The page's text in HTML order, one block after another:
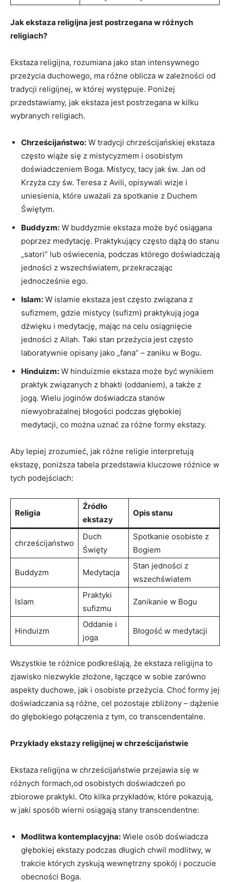
Jak ekstaza religijna jest postrzegana w ‍różnych
religiach?
Ekstaza religijna, rozumiana jako stan ​intensywnego
przeżycia duchowego, ma ​różne oblicza w zależności od
tradycji religijnej,​ w której występuje. Poniżej
‍przedstawiamy,‍ jak ekstaza jest postrzegana w kilku
‌wybranych religiach.
Chrześcijaństwo: W​ tradycji chrześcijańskiej ekstaza
często wiąże się z ‍mistycyzmem i osobistym
doświadczeniem Boga. Mistycy, tacy jak św. Jan od
Krzyża czy‍ św. Teresa z Avili,​ opisywali wizje‌ i
⁤uniesienia, które uważali za spotkanie​ z Duchem
Świętym.
Buddyzm: W buddyzmie ekstaza może być osiągana
poprzez medytację. Praktykujący często dążą do stanu
„satori” lub oświecenia, podczas ⁤którego​ doświadczają
⁤jedności⁣ z wszechświatem, przekraczając
jednocześnie‍ ego.
Islam: W islamie ekstaza jest często związana⁣ z
sufizmem, gdzie mistycy (sufizm) praktykują ​joga
⁢dźwięku i medytację, mając na celu osiągnięcie
jedności z Allah.⁢ Taki⁤ stan przeżycia jest ‌często
laboratywnie opisany jako​ „fana” – zaniku ⁤w⁣ Bogu.
Hinduizm: W hinduizmie⁢ ekstaza może być wynikiem
praktyk związanych z bhakti (oddaniem), a ‌także z
jogą. Wielu⁣ joginów doświadcza stanów
niewyobrażalnej błogości podczas głębokiej
medytacji, co można uznać za różne​ formy ekstazy.
Aby lepiej zrozumieć,​ jak różne religie interpretują
⁤ekstazę, poniższa tabela przedstawia kluczowe różnice w
⁤tych podejściach:
Religia
Źródło
ekstazy
Opis stanu
chrześcijaństwo
Duch
Święty
Spotkanie ‍osobiste z
Bogiem
Buddyzm Medytacja
Stan jedności z‌
wszechświatem
Islam
Praktyki
sufizmu
Zanikanie‌ w ‍Bogu
Hinduizm
Oddanie i
joga
Błogość ‍w medytacji
Wszystkie ​te różnice podkreślają, że ekstaza religijna to
zjawisko niezwykle złożone, łączące w sobie zarówno
aspekty duchowe, jak⁤ i osobiste przeżycia. Choć formy jej
doświadczania są różne, cel pozostaje zbliżony – dążenie
do głębokiego połączenia z tym,‌ co transcendentalne.
Przykłady​ ekstazy religijnej w chrześcijaństwie
Ekstaza religijna w ⁣chrześcijaństwie⁤ przejawia się w
różnych⁣ formach,od osobistych doświadczeń po
zbiorowe praktyki. Oto ​kilka przykładów, które pokazują,
w jaki sposób wierni osiągają stany transcendentne:
Modlitwa kontemplacyjna: Wiele osób doświadcza
głębokiej ekstazy podczas długich chwil modlitwy, w
trakcie​ których zyskują wewnętrzny spokój i poczucie
obecności Boga.